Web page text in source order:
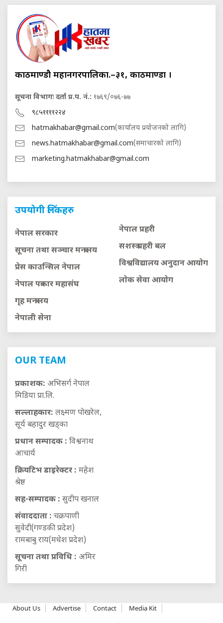
काठमाण्डौ महानगरपालिका.–३१, काठमाण्डौं ।
सूचना विभागः दर्ता प्र.प. नं.: १७६९/०७६-७७
९८५११११२२४
hatmakhabar@gmail.com(कार्यालय प्रयोजनको लागि)
news.hatmakhabar@gmail.com(समाचारको लागि)
marketing.hatmakhabar@gmail.com
उपयोगी लिंकहरु
नेपाल सरकार
सूचना तथा सञ्चार मन्त्रालय
प्रेस काउन्सिल नेपाल
नेपाल पत्रकार महासंघ
गृह मन्त्रालय
नेपाली सेना
नेपाल प्रहरी
सशस्त्र प्रहरी बल
विश्वविद्यालय अनुदान आयाेग
लाेक सेवा आयाेग
OUR TEAM
प्रकाशक: अभिसर्ग नेपाल
मिडिया प्रा.लि.
सल्लाहकार: लक्ष्मण पोखरेल,
सूर्य बहादुर खड्का
प्रधान सम्पादक : विश्वनाथ
आचार्य
क्रियटिभ डाइरेक्टर : महेश
श्रेष्ठ
सह-सम्पादक : सुदीप खनाल
संवाददाता : चक्रपाणी
सुवेदी(गण्डकी प्रदेश)
रामबाबु राय(मधेश प्रदेश)
सूचना तथा प्रविधि : अमिर
गिरी
About Us Advertise Contact Media Kit